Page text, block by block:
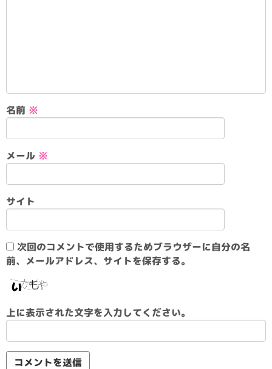
名前 ※
メール ※
サイト
次回のコメントで使用するためブラウザーに自分の名
前、メールアドレス、サイトを保存する。
上に表示された文字を入力してください。